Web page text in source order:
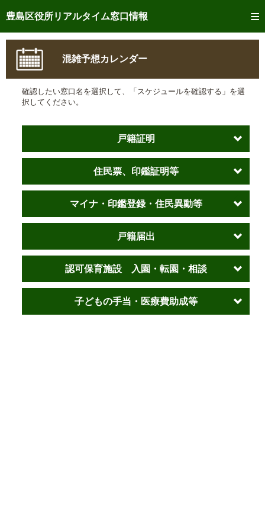
豊島区役所リアルタイム窓口情報
トップページへ
ご利用方法
事前予約
予約状況確認
交付状況確認
混雑予想カレンダー
混雑予想カレンダー
確認したい窓口名を選択して、「スケジュールを確認する」を選
択してください。
戸籍証明
住民票、印鑑証明等
マイナ・印鑑登録・住民異動等
戸籍届出
認可保育施設 入園・転園・相談
子どもの手当・医療費助成等